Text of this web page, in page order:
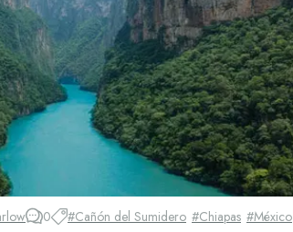
0 #Cañón del Sumidero #Chiapas #México